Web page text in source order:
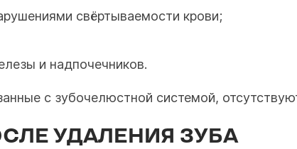
свёртываемости крови;
и надпочечников.
с зубочелюстной системой,
УДАЛЕНИЯ ЗУБА